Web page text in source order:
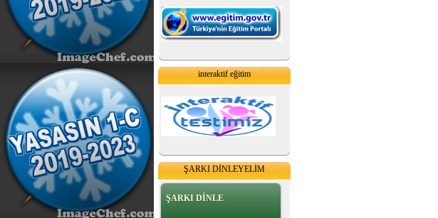
interaktif eğitim
ŞARKI DİNLEYELİM
ŞARKI DİNLE